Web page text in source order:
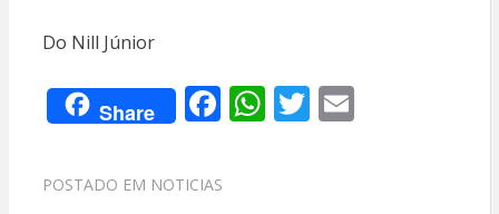
Do Nill Júnior
Share F
e
W T E
POSTADO EM NOTICIAS